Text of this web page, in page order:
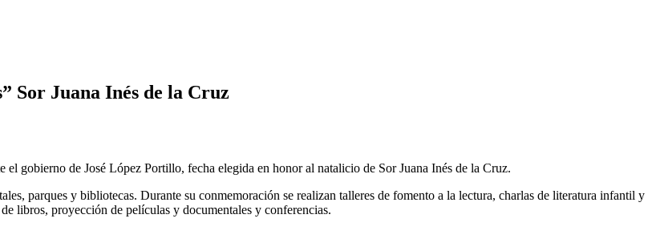
Sor Juana Inés de la Cruz
gobierno de José López Portillo, fecha elegida en honor al natalicio de Sor Juana Inés de la Cruz.
parques y bibliotecas. Durante su conmemoración se realizan talleres de fomento a la lectura, charlas de literatura infantil y
libros, proyección de películas y documentales y conferencias.